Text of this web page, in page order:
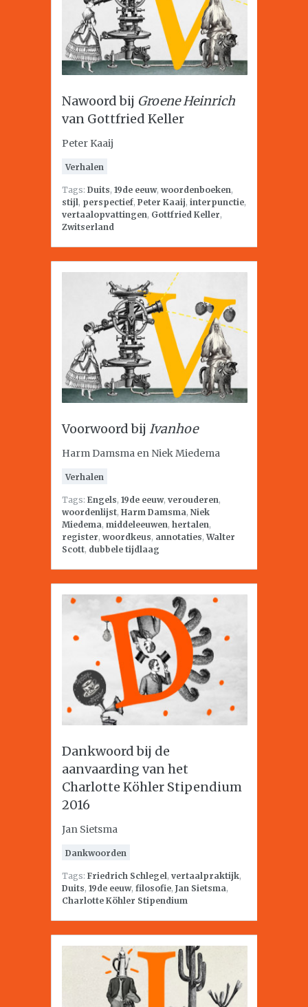
Nawoord bij Groene Heinrich
van Gottfried Keller
Peter Kaaij
Verhalen
Tags: Duits, 19de eeuw, woordenboeken,
stijl, perspectief, Peter Kaaij, interpunctie,
vertaalopvattingen, Gottfried Keller,
Zwitserland
Voorwoord bij Ivanhoe
Harm Damsma en Niek Miedema
Verhalen
Tags: Engels, 19de eeuw, verouderen,
woordenlijst, Harm Damsma, Niek
Miedema, middeleeuwen, hertalen,
register, woordkeus, annotaties,Walter
Scott, dubbele tijdlaag
Dankwoord bij de
aanvaarding van het
Charlotte Köhler Stipendium
2016
Jan Sietsma
Dankwoorden
Tags: Friedrich Schlegel, vertaalpraktijk,
Duits, 19de eeuw, filosofie, Jan Sietsma,
Charlotte Köhler Stipendium